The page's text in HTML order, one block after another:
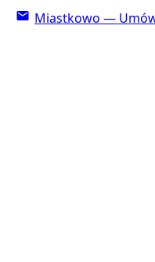
Miastkowo —